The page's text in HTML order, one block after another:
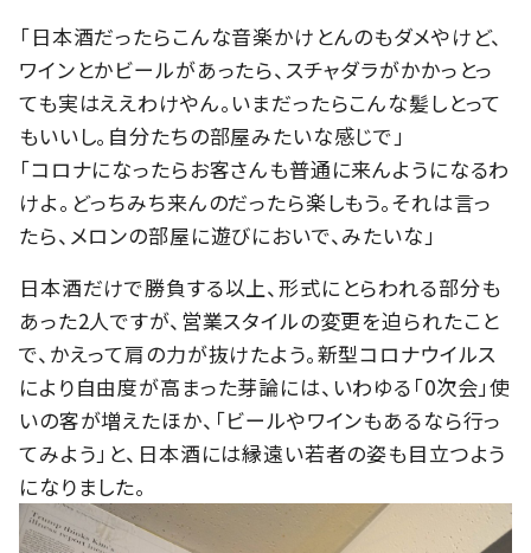
「日本酒だったらこんな音楽かけとんのもダメやけど、
ワインとかビールがあったら、スチャダラがかかっとっ
ても実はええわけやん。いまだったらこんな髪しとって
もいいし。自分たちの部屋みたいな感じで」
「コロナになったらお客さんも普通に来んようになるわ
けよ。どっちみち来んのだったら楽しもう。それは言っ
たら、メロンの部屋に遊びにおいで、みたいな」
日本酒だけで勝負する以上、形式にとらわれる部分も
あった2人ですが、営業スタイルの変更を迫られたこと
で、かえって肩の力が抜けたよう。新型コロナウイルス
により自由度が高まった芽論には、いわゆる「0次会」使
いの客が増えたほか、「ビールやワインもあるなら行っ
てみよう」と、日本酒には縁遠い若者の姿も目立つよう
になりました。